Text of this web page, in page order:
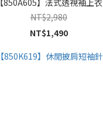
NT$2,980
NT$1,490